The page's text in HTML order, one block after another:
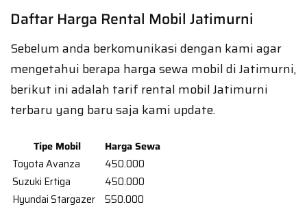
Daftar Harga Rental Mobil Jatimurni
Sebelum anda berkomunikasi dengan kami agar
mengetahui berapa harga sewa mobil di Jatimurni,
berikut ini adalah tarif rental mobil Jatimurni
terbaru yang baru saja kami update.
Tipe Mobil
Harga Sewa
Toyota Avanza
450.000
Suzuki Ertiga
450.000
Hyundai Stargazer
550.000